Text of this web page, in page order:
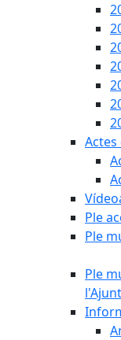
Actes
Ple
Ple
Ple